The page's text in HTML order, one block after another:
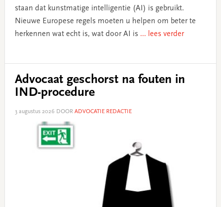
staan dat kunstmatige intelligentie (AI) is gebruikt.
Nieuwe Europese regels moeten u helpen om beter te
herkennen wat echt is, wat door AI is ... lees verder
Advocaat geschorst na fouten in
IND-procedure
3 augustus 2026 DOOR ADVOCATIE REDACTIE